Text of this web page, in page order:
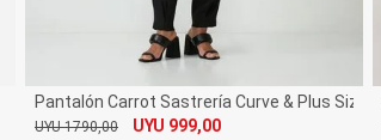
Pantalón Carrot Sastrería Curve & Plus Size
UYU 1790,00 UYU 999,00